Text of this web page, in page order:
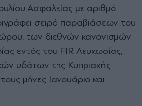
Ασφαλείας με αριθμό
σειρά παραβιάσεων του
των διεθνών κανονισμών
εντός του FIR Λευκωσίας,
υδάτων της Κυπριακής
μήνες Ιανουάριο και